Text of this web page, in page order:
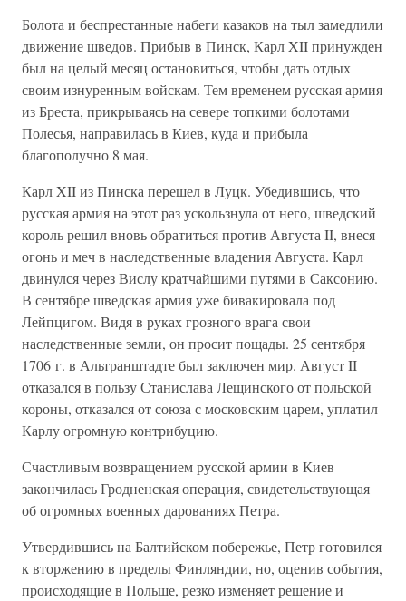
Болота и беспрестанные набеги казаков на тыл замедлили
движение шведов. Прибыв в Пинск, Карл XII принужден
был на целый месяц остановиться, чтобы дать отдых
своим изнуренным войскам. Тем временем русская армия
из Бреста, прикрываясь на севере топкими болотами
Полесья, направилась в Киев, куда и прибыла
благополучно 8 мая.
Карл XII из Пинска перешел в Луцк. Убедившись, что
русская армия на этот раз ускользнула от него, шведский
король решил вновь обратиться против Августа II, внеся
огонь и меч в наследственные владения Августа. Карл
двинулся через Вислу кратчайшими путями в Саксонию.
В сентябре шведская армия уже бивакировала под
Лейпцигом. Видя в руках грозного врага свои
наследственные земли, он просит пощады. 25 сентября
1706 г. в Альтранштадте был заключен мир. Август II
отказался в пользу Станислава Лещинского от польской
короны, отказался от союза с московским царем, уплатил
Карлу огромную контрибуцию.
Счастливым возвращением русской армии в Киев
закончилась Гродненская операция, свидетельствующая
об огромных военных дарованиях Петра.
Утвердившись на Балтийском побережье, Петр готовился
к вторжению в пределы Финляндии, но, оценив события,
происходящие в Польше, резко изменяет решение и